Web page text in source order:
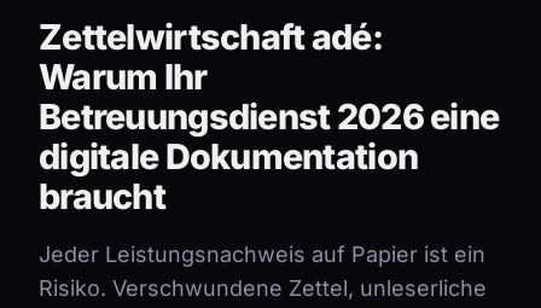
Zettelwirtschaft adé:
Warum Ihr
Betreuungsdienst 2026 eine
digitale Dokumentation
braucht
Jeder Leistungsnachweis auf Papier ist ein
Risiko. Verschwundene Zettel, unleserliche